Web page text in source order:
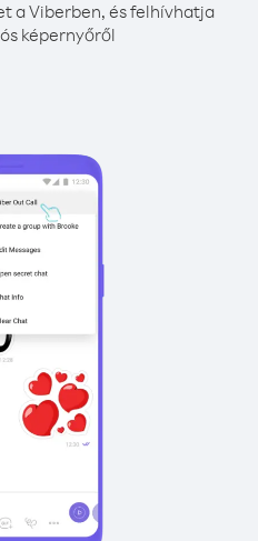
a Viberben, és felhívhatja
képernyőről